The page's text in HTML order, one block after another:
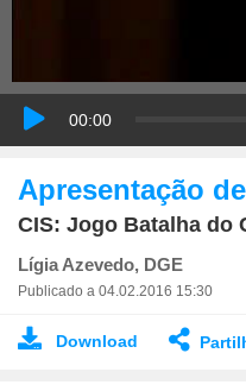
00:00
Apresentação
CIS: Jogo Batalha do
Lígia Azevedo, DGE
Publicado a 04.02.2016 15:30
Download